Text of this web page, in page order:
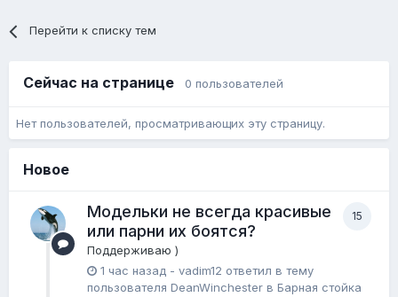
Перейти к списку тем
Сейчас на странице 0 пользователей
Нет пользователей, просматривающих эту страницу.
Новое
15
Модельки не всегда красивые
или парни их боятся?
Поддерживаю )
1 час назад - vadim12 ответил в тему
пользователя DeanWinchester в Барная стойка